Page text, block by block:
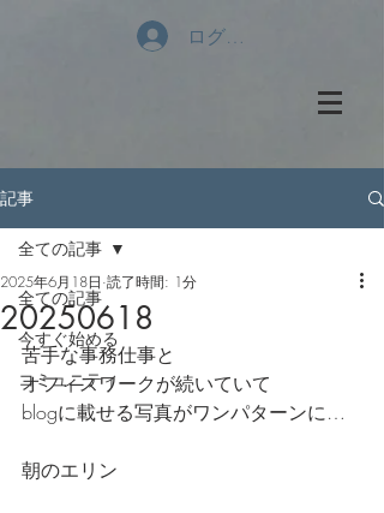
ログイン
記事
全ての記事
今すぐ始める
コミュニティ
全ての記事
20250618
2025年6月18日 読了時間: 1分
苦手な事務仕事と
オフィスワークが続いていて
blogに載せる写真がワンパターンに…
朝のエリン